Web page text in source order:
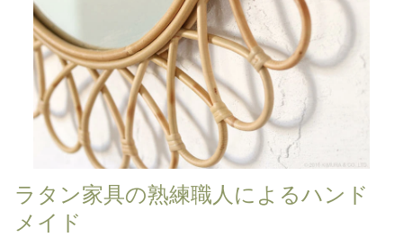
ラタン家具の熟練職人によるハンド
メイド